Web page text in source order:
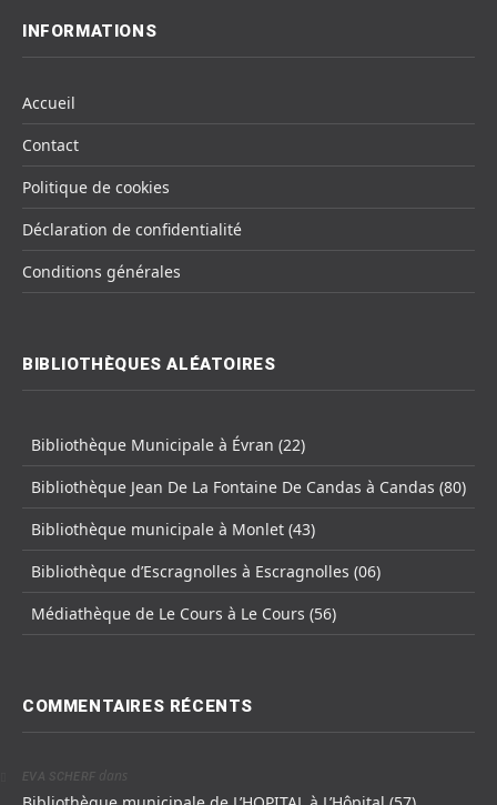
INFORMATIONS
Accueil
Contact
Politique de cookies
Déclaration de confidentialité
Conditions générales
BIBLIOTHÈQUES ALÉATOIRES
Bibliothèque Municipale à Évran (22)
Bibliothèque Jean De La Fontaine De Candas à Candas (80)
Bibliothèque municipale à Monlet (43)
Bibliothèque d’Escragnolles à Escragnolles (06)
Médiathèque de Le Cours à Le Cours (56)
COMMENTAIRES RÉCENTS
EVA SCHERF dans